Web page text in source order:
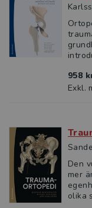
958
Exkl.
Den
mer
olika